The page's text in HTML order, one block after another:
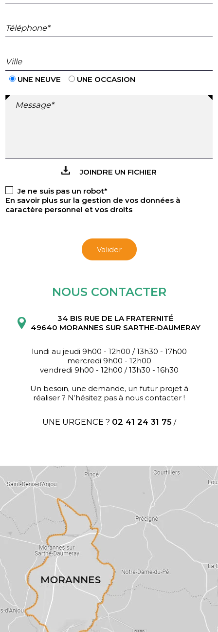
Téléphone*
Ville
UNE NEUVE UNE OCCASION
Message*
JOINDRE UN FICHIER
Je ne suis pas un robot*
En savoir plus sur la gestion de vos données à
caractère personnel et vos droits
Valider
NOUS CONTACTER
34 BIS RUE DE LA FRATERNITÉ
49640 MORANNES SUR SARTHE-DAUMERAY
lundi au jeudi 9h00 - 12h00 / 13h30 - 17h00
mercredi 9h00 - 12h00
vendredi 9h00 - 12h00 / 13h30 - 16h30
Un besoin, une demande, un futur projet à
réaliser ? N’hésitez pas à nous contacter !
UNE URGENCE ? 02 41 24 31 75 /